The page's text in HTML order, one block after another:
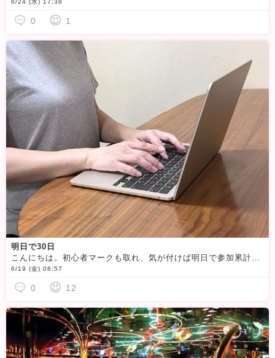
6/24 (水) 17:38
0 1
明日で30日
こんにちは。初心者マークも取れ、気が付けば明日で参加累計３０日となりました
6/19 (金) 08:57
0 12